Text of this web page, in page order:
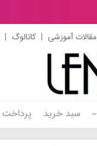
مقالات آموزشی کاتالوگ
سبد خرید پرداخت